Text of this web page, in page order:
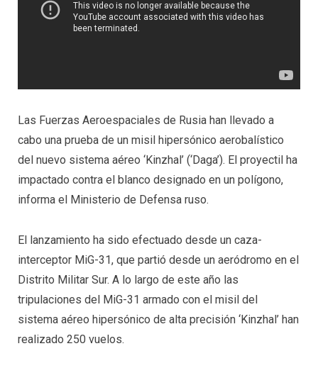
Las Fuerzas Aeroespaciales de Rusia han llevado a
cabo una prueba de un misil hipersónico aerobalístico
del nuevo sistema aéreo ‘Kinzhal’ (‘Daga’). El proyectil ha
impactado contra el blanco designado en un polígono,
informa el Ministerio de Defensa ruso.
El lanzamiento ha sido efectuado desde un caza-
interceptor MiG-31, que partió desde un aeródromo en el
Distrito Militar Sur. A lo largo de este año las
tripulaciones del MiG-31 armado con el misil del
sistema aéreo hipersónico de alta precisión ‘Kinzhal’ han
realizado 250 vuelos.